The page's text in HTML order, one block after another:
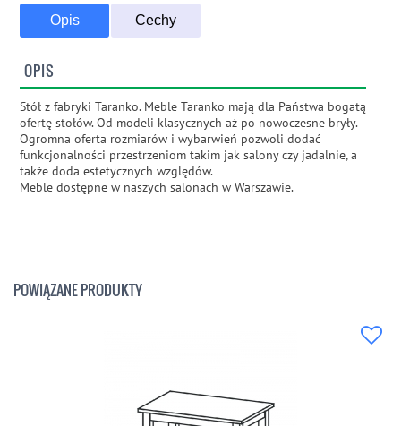
Opis Cechy
OPIS
Stół z fabryki Taranko. Meble Taranko mają dla Państwa bogatą
ofertę stołów. Od modeli klasycznych aż po nowoczesne bryły.
Ogromna oferta rozmiarów i wybarwień pozwoli dodać
funkcjonalności przestrzeniom takim jak salony czy jadalnie, a
także doda estetycznych względów.
Meble dostępne w naszych salonach w Warszawie.
POWIĄZANE PRODUKTY